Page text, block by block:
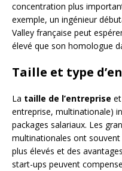
concentration plus
exemple, un ingénieur
Valley française peut
élevé que son homologue
Taille et type
La taille de l’entreprise
entreprise, multinationale)
packages salariaux. Les
multinationales ont souvent
plus élevés et des
start-ups peuvent